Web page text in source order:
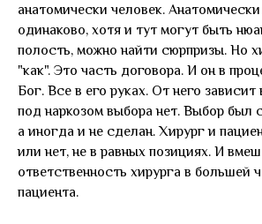
анатомически человек.
одинаково, хотя и тут могут быть
полость, можно найти сюрпризы. Но
"как". Это часть договора. И он в
Бог. Все в его руках. От него зависит
под наркозом выбора нет. Выбор был
а иногда и не сделан. Хирург и
или нет, не в равных позициях. И
ответственность хирурга в большей
пациента.